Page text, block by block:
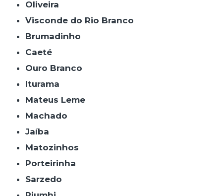
Oliveira
Visconde do Rio Branco
Brumadinho
Caeté
Ouro Branco
Iturama
Mateus Leme
Machado
Jaíba
Matozinhos
Porteirinha
Sarzedo